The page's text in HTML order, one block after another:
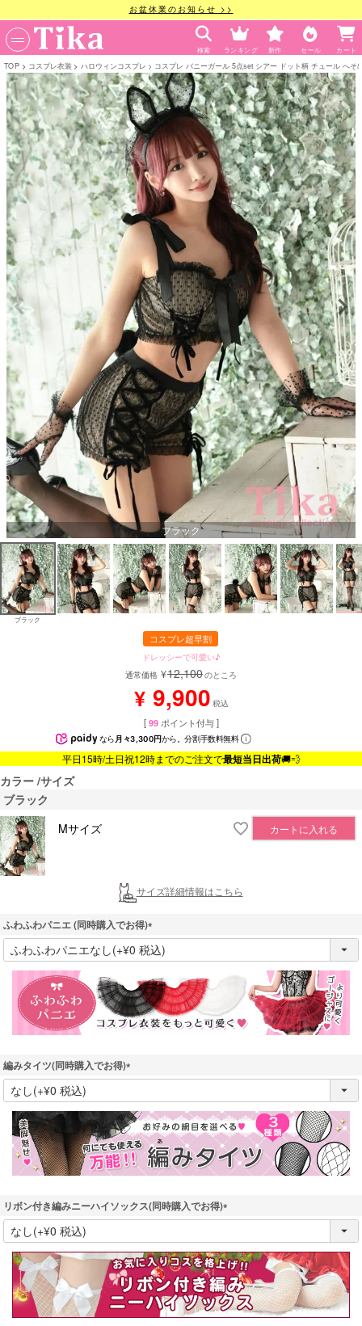
お盆休業のお知らせ >>
検索 ランキング 新作 セール カート
TOP コスプレ衣装 ハロウィンコスプレ コスプレ バニーガール 5点set シアー ドット柄 チュール へ
ブラック
ブラック
コスプレ超早割
ドレッシーで可愛い♪
通常価格 ¥12,100のところ
¥ 9,900 税込
[ 99 ポイント付与 ]
なら月々3,300円から。分割手数料無料
平日15時/土日祝12時までのご注文で最短当日出荷🚚💨
カラー サイズ
ブラック
Mサイズ
カートに入れる
サイズ詳細情報はこちら
ふわふわパニエ (同時購入でお得)
(
必
)
編みタイツ(同時購入でお得)
(
必
須
)
リボン付き編みニーハイソックス(同時購入でお得)
(
必
須
)